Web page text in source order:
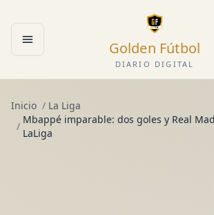
Abrir menú Golden Fútbol
DIARIO DIGITAL
Inicio / La Liga
/
Mbappé imparable: dos goles y Real
LaLiga